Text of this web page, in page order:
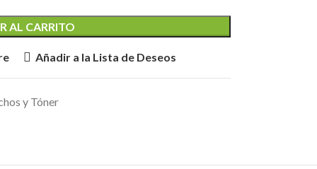
AL CARRITO
Añadir a la Lista de Deseos
y Tóner